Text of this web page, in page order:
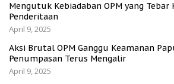
Mengutuk Kebiadaban OPM yang
Penderitaan
April 9, 2025
Aksi Brutal OPM Ganggu Keamanan
Penumpasan Terus Mengalir
April 9, 2025